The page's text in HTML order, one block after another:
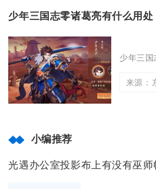
少年三国志零诸葛亮有什么用处
少年三
来源：
小编推荐
光遇办公室投影布上有没有巫师